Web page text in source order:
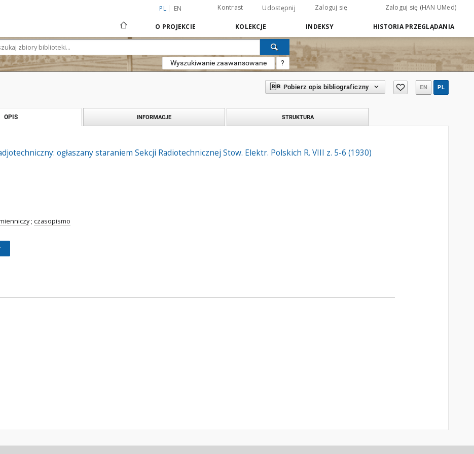
PL EN Kontrast Udostępnij Zaloguj się Zaloguj się (HAN UMed)
O PROJEKCIE KOLEKCJE INDEKSY HISTORIA PRZEGLĄDANIA
Wyszukiwanie zaawansowane ?
Pobierz opis bibliograficzny EN PL
OPIS INFORMACJE STRUKTURA
ogłaszany staraniem Sekcji Radiotechnicznej Stow. Elektr. Polskich R. VIII z. 5-6 (1930)
; czasopismo